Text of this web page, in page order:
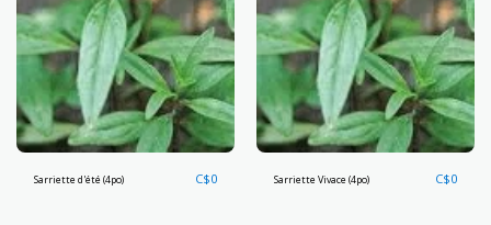
Sarriette d'été (4po) C$0 Sarriette Vivace (4po) C$0